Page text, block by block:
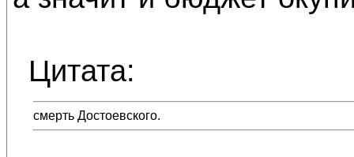
Цитата:
смерть Достоевского.